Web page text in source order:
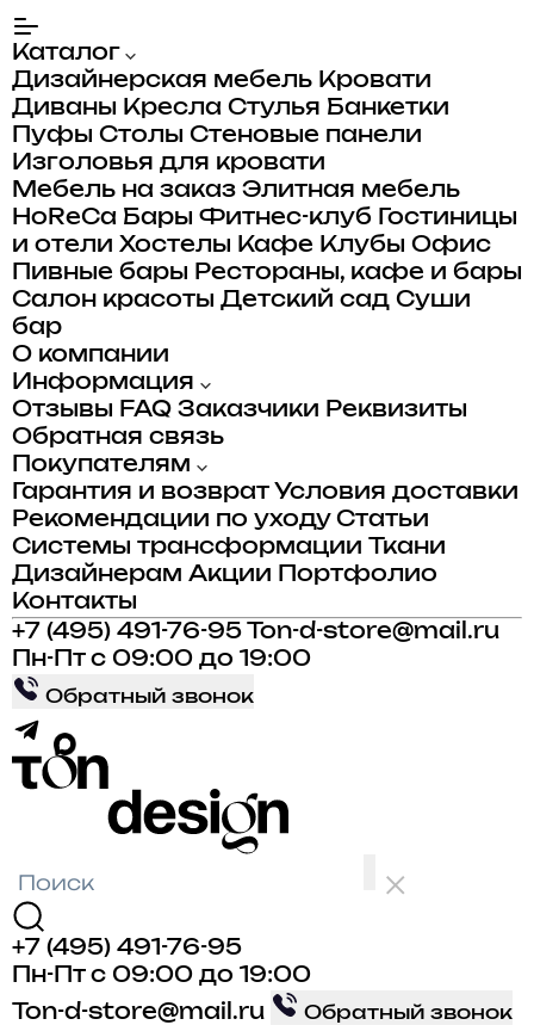
Каталог
Дизайнерская мебель Кровати
Диваны Кресла Стулья Банкетки
Пуфы Столы Стеновые панели
Изголовья для кровати
Мебель на заказ Элитная мебель
HoReCa Бары Фитнес-клуб
Гостиницы
и отели Хостелы Кафе Клубы Офис
Пивные бары Рестораны, кафе и бары
Салон красоты Детский сад Суши
бар
О компании
Информация
Отзывы FAQ Заказчики Реквизиты
Обратная связь
Покупателям
Гарантия и возврат Условия доставки
Рекомендации по уходу Статьи
Системы трансформации
Ткани
Дизайнерам Акции
Портфолио
Контакты
+7 (495) 491-76-95
Ton-d-store@mail.ru
Пн-Пт с 09:00 до 19:00
Обратный звонок
+7 (495) 491-76-95
Пн-Пт с 09:00 до 19:00
Ton-d-store@mail.ru
Обратный звонок